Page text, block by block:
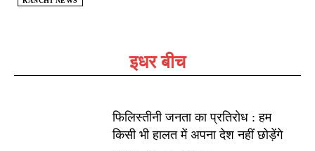
इधर बीच
फिलिस्तीनी जनता का प्रतिरोध : हम
किसी भी हालत में अपना देश नहीं छोड़ेंगे